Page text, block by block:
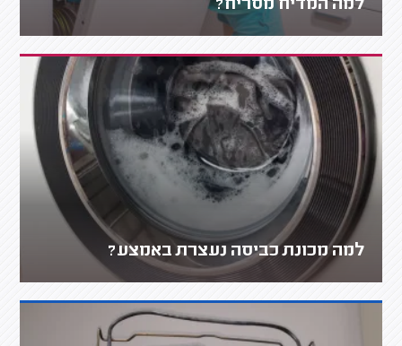
למה המדיח מסריח?
למה מכונת כביסה נעצרת באמצע?